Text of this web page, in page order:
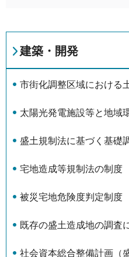
建築・開発
市街化調整区域における
太陽光発電施設等と地域
盛土規制法に基づく基礎
宅地造成等規制法の制度
被災宅地危険度判定制度
既存の盛土造成地の調査
社会資本総合整備計画（